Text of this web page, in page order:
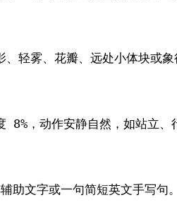
轻雾、花瓣、远处小体块或
，动作安静自然，如站立、
文字或一句简短英文手写句